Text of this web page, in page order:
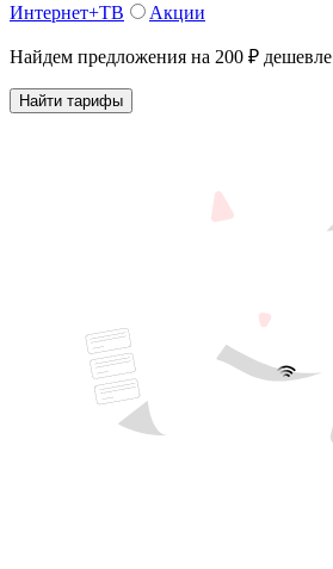
Интернет+ТВ
Акции
Найдем предложения на 200 ₽ дешевле
Найти тарифы